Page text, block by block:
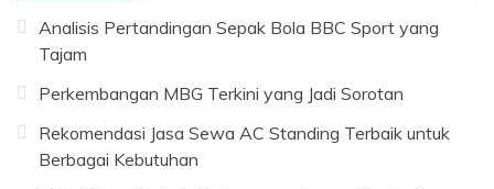
Analisis Pertandingan Sepak Bola BBC Sport yang
Tajam
Perkembangan MBG Terkini yang Jadi Sorotan
Rekomendasi Jasa Sewa AC Standing Terbaik untuk
Berbagai Kebutuhan